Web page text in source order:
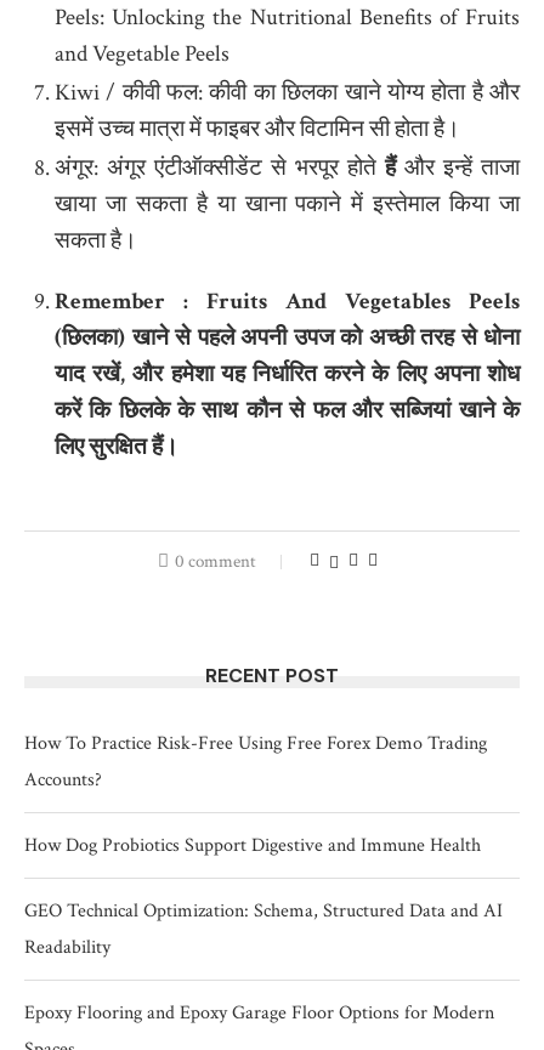
Peels: Unlocking the Nutritional Benefits of Fruits
and Vegetable Peels
Kiwi / कीवी फल: कीवी का छिलका खाने योग्य होता है और
इसमें उच्च मात्रा में फाइबर और विटामिन सी होता है।
अंगूर: अंगूर एंटीऑक्सीडेंट से भरपूर होतेहैंऔर इन्हें ताजा
खाया जा सकता है या खाना पकाने में इस्तेमाल किया जा
सकता है।
Remember : Fruits And Vegetables Peels
(छिलका)खाने से पहले अपनी उपज को अच्छी तरह से धोना
याद रखें,और हमेशा यह निर्धारित करने के लिए अपना शोध
करें कि छिलके के साथ कौन से फल और सब्जियां खाने के
लिए सुरक्षित हैं।
0 comment
RECENT POST
How To Practice Risk-Free Using Free Forex Demo Trading
Accounts?
How Dog Probiotics Support Digestive and Immune Health
GEO Technical Optimization: Schema, Structured Data and AI
Readability
Epoxy Flooring and Epoxy Garage Floor Options for Modern